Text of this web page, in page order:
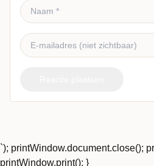
`); printWindow.document.close();
printWindow.print(); }